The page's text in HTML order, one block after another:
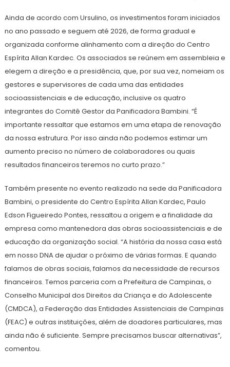
Ainda de acordo com Ursulino, os investimentos foram iniciados
no ano passado e seguem até 2026, de forma gradual e
organizada conforme alinhamento com a direção do Centro
Espírita Allan Kardec. Os associados se reúnem em assembleia e
elegem a direção e a presidência, que, por sua vez, nomeiam os
gestores e supervisores de cada uma das entidades
socioassistenciais e de educação, inclusive os quatro
integrantes do Comitê Gestor da Panificadora Bambini. “É
importante ressaltar que estamos em uma etapa de renovação
da nossa estrutura. Por isso ainda não podemos estimar um
aumento preciso no número de colaboradores ou quais
resultados financeiros teremos no curto prazo.”
Também presente no evento realizado na sede da Panificadora
Bambini, o presidente do Centro Espírita Allan Kardec, Paulo
Edson Figueiredo Pontes, ressaltou a origem e a finalidade da
empresa como mantenedora das obras socioassistenciais e de
educação da organização social. “A história da nossa casa está
em nosso DNA de ajudar o próximo de várias formas. E quando
falamos de obras sociais, falamos da necessidade de recursos
financeiros. Temos parceria com a Prefeitura de Campinas, o
Conselho Municipal dos Direitos da Criança e do Adolescente
(CMDCA), a Federação das Entidades Assistenciais de Campinas
(FEAC) e outras instituições, além de doadores particulares, mas
ainda não é suficiente. Sempre precisamos buscar alternativas”,
comentou.